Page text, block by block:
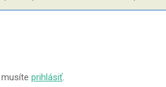
prihlásiť.